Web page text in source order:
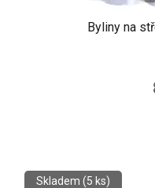
Byliny na
Skladem (5 ks)